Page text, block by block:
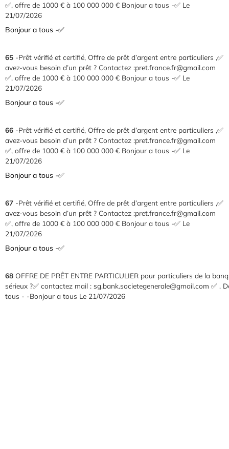
✅, offre de 1000 € à 100 000 000 € Bonjour a tous -✅ Le
21/07/2026
Bonjour a tous -✅
65 -Prêt vérifié et certifié, Offre de prêt d’argent entre particuliers ,✅
avez-vous besoin d’un prêt ? Contactez :pret.france.fr@gmail.com
✅, offre de 1000 € à 100 000 000 € Bonjour a tous -✅ Le
21/07/2026
Bonjour a tous -✅
66 -Prêt vérifié et certifié, Offre de prêt d’argent entre particuliers ,✅
avez-vous besoin d’un prêt ? Contactez :pret.france.fr@gmail.com
✅, offre de 1000 € à 100 000 000 € Bonjour a tous -✅ Le
21/07/2026
Bonjour a tous -✅
67 -Prêt vérifié et certifié, Offre de prêt d’argent entre particuliers ,✅
avez-vous besoin d’un prêt ? Contactez :pret.france.fr@gmail.com
✅, offre de 1000 € à 100 000 000 € Bonjour a tous -✅ Le
21/07/2026
Bonjour a tous -✅
68 OFFRE DE PRÊT ENTRE PARTICULIER pour particuliers de la
sérieux ?✅ contactez mail : sg.bank.societegenerale@gmail.com ✅ .
tous - -Bonjour a tous Le 21/07/2026